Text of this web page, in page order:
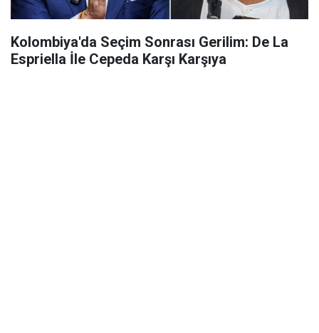
Kolombiya'da Seçim Sonrası Gerilim: De La
Espriella İle Cepeda Karşı Karşıya